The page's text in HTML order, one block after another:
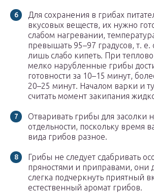
Для сохранения в грибах
вкусовых веществ, их нужно
слабом нагревании,
превышать 95–97 градусов, т. е.
лишь слабо кипеть. При
мелко нарубленные грибы
готовности за 10–15 минут,
20–25 минут. Началом варки и
считать момент закипания
Отваривать грибы для засолки
отдельности, поскольку время
вида грибов разное.
Грибы не следует сдабривать
пряностями и приправами,
слегка подчеркнуть приятный
естественный аромат грибов.